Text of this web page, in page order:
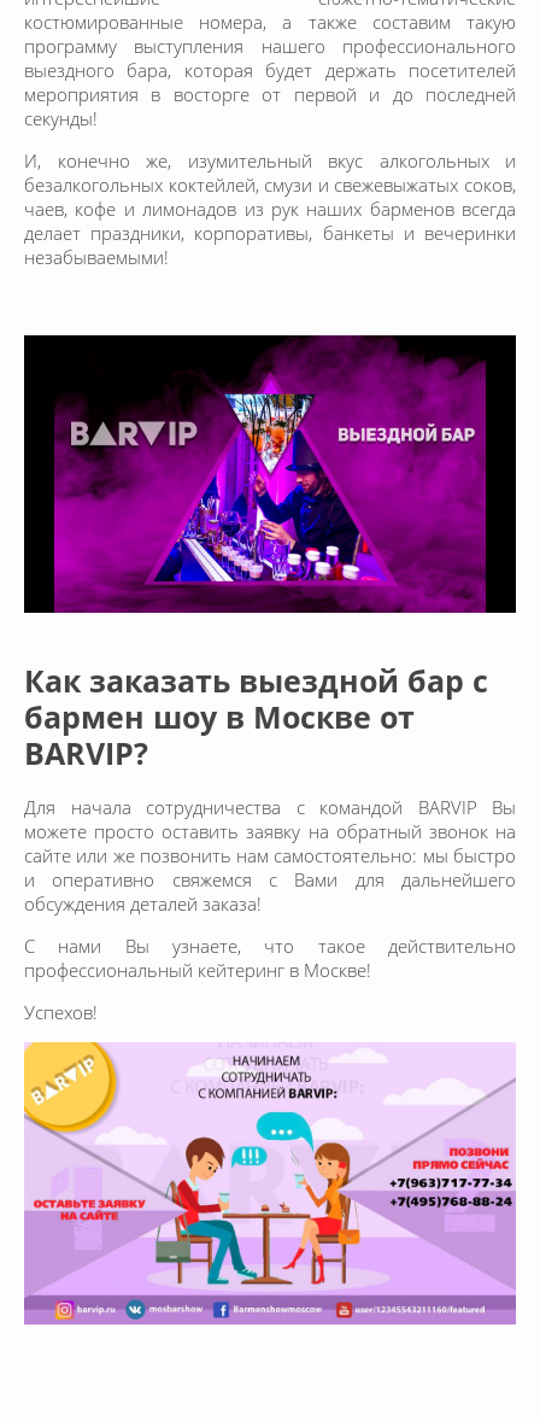
костюмированные номера, а также составим такую
программу выступления нашего профессионального
выездного бара, которая будет держать посетителей
мероприятия в восторге от первой и до последней
секунды!
И, конечно же, изумительный вкус алкогольных и
безалкогольных коктейлей, смузи и свежевыжатых соков,
чаев, кофе и лимонадов из рук наших барменов всегда
делает праздники, корпоративы, банкеты и вечеринки
незабываемыми!
Как заказать выездной бар с
бармен шоу в Москве от
BARVIP?
Для начала сотрудничества с командой BARVIP Вы
можете просто оставить заявку на обратный звонок на
сайте или же позвонить нам самостоятельно: мы быстро
и оперативно свяжемся с Вами для дальнейшего
обсуждения деталей заказа!
С нами Вы узнаете, что такое действительно
профессиональный кейтеринг в Москве!
Успехов!